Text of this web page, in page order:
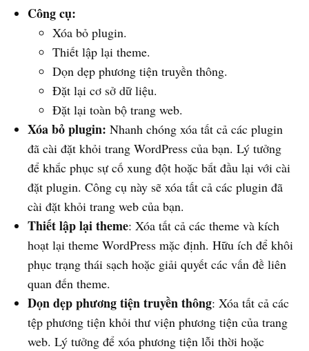
Công cụ:
Xóa bỏ plugin.
Thiết lập lại theme.
Dọn dẹp phương tiện truyền thông.
Đặt lại cơ sở dữ liệu.
Đặt lại toàn bộ trang web.
Xóa bỏ plugin: Nhanh chóng xóa tất cả các plugin
đã cài đặt khỏi trang WordPress của bạn. Lý tưởng
để khắc phục sự cố xung đột hoặc bắt đầu lại với cài
đặt plugin. Công cụ này sẽ xóa tất cả các plugin đã
cài đặt khỏi trang web của bạn.
Thiết lập lại theme: Xóa tất cả các theme và kích
hoạt lại theme WordPress mặc định. Hữu ích để khôi
phục trạng thái sạch hoặc giải quyết các vấn đề liên
quan đến theme.
Dọn dẹp phương tiện truyền thông: Xóa tất cả các
tệp phương tiện khỏi thư viện phương tiện của trang
web. Lý tưởng để xóa phương tiện lỗi thời hoặc